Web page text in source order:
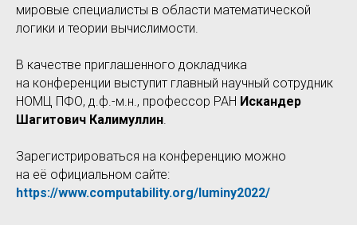
мировые специалисты в области математической
логики и теории вычислимости.
В качестве приглашенного докладчика
на конференции выступит главный научный сотрудник
НОМЦ ПФО, д.ф.-м.н., профессор РАН Искандер
Шагитович Калимуллин
Зарегистрироваться на конференцию можно
на её официальном сайте:
https://www.computability.org/luminy2022/